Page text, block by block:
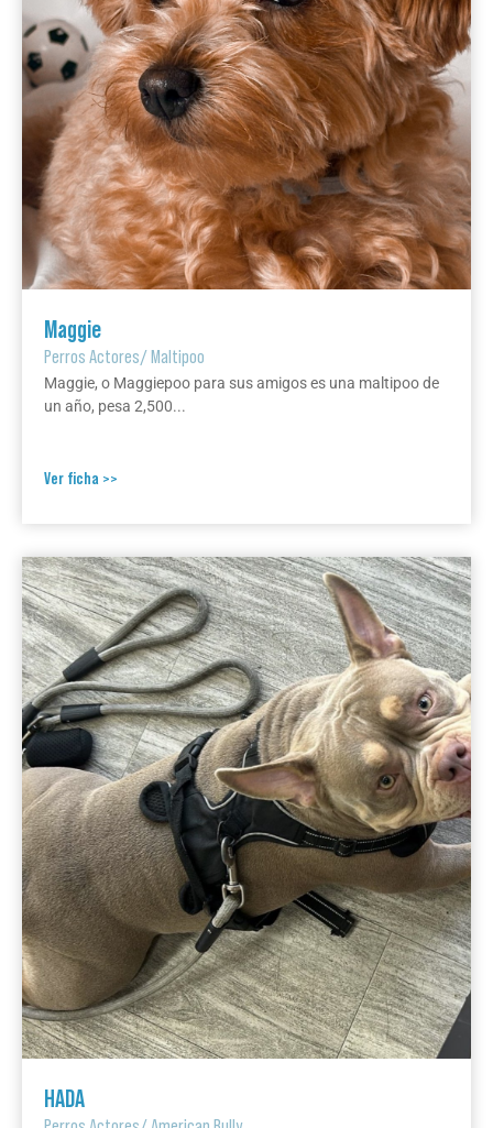
Maggie
Perros Actores/Maltipoo
Maggie, o Maggiepoo para sus amigos es una maltipoo de
un año, pesa 2,500...
Ver ficha >>
HADA